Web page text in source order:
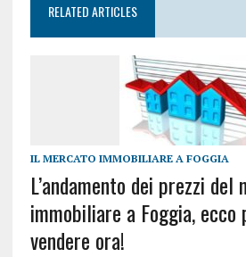
RELATED ARTICLES
IL MERCATO IMMOBILIARE A FOGGIA
L’andamento dei prezzi del
immobiliare a Foggia, ecco
vendere ora!